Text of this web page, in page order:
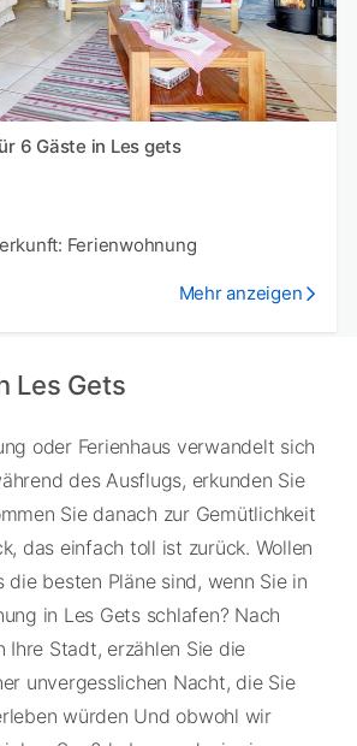
6 Gäste in Les gets
Ferienwohnung
Mehr anzeigen
Les Gets
oder Ferienhaus verwandelt sich
des Ausflugs, erkunden Sie
Sie danach zur Gemütlichkeit
das einfach toll ist zurück. Wollen
die besten Pläne sind, wenn Sie in
in Les Gets schlafen? Nach
Ihre Stadt, erzählen Sie die
unvergesslichen Nacht, die Sie
würden Und obwohl wir